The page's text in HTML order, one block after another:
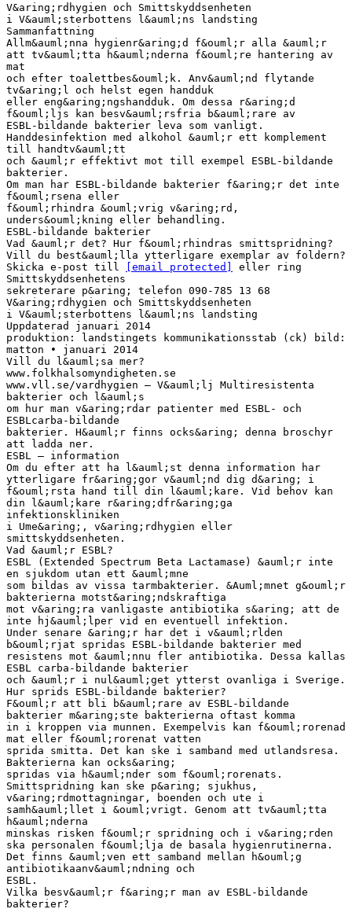
V&aring;rdhygien och Smittskyddsenheten
i V&auml;sterbottens l&auml;ns landsting
Sammanfattning
Allm&auml;nna hygienr&aring;d f&ouml;r alla &auml;r
att tv&auml;tta h&auml;nderna f&ouml;re hantering av
mat
och efter toalettbes&ouml;k. Anv&auml;nd flytande
tv&aring;l och helst egen handduk
eller eng&aring;ngshandduk. Om dessa r&aring;d
f&ouml;ljs kan besv&auml;rsfria b&auml;rare av
ESBL-bildande bakterier leva som vanligt.
Handdesinfektion med alkohol &auml;r ett komplement
till handtv&auml;tt
och &auml;r effektivt mot till exempel ESBL-bildande
bakterier.
Om man har ESBL-bildande bakterier f&aring;r det inte
f&ouml;rsena eller
f&ouml;rhindra &ouml;vrig v&aring;rd,
unders&ouml;kning eller behandling.
ESBL-bildande bakterier
Vad &auml;r det? Hur f&ouml;rhindras smittspridning?
Vill du best&auml;lla ytterligare exemplar av foldern?
Skicka e-post till
[email protected]
eller ring
Smittskyddsenhetens
sekreterare p&aring; telefon 090-785 13 68
V&aring;rdhygien och Smittskyddsenheten
i V&auml;sterbottens l&auml;ns landsting
Uppdaterad januari 2014
produktion: landstingets kommunikationsstab (ck) bild:
matton • januari 2014
Vill du l&auml;sa mer?
www.folkhalsomyndigheten.se
www.vll.se/vardhygien – V&auml;lj Multiresistenta
bakterier och l&auml;s
om hur man v&aring;rdar patienter med ESBL- och
ESBLcarba-bildande
bakterier. H&auml;r finns ocks&aring; denna broschyr
att ladda ner.
ESBL – information
Om du efter att ha l&auml;st denna information har
ytterligare fr&aring;gor v&auml;nd dig d&aring; i
f&ouml;rsta hand till din l&auml;kare. Vid behov kan
din l&auml;kare r&aring;dfr&aring;ga
infektionskliniken
i Ume&aring;, v&aring;rdhygien eller
smittskyddsenheten.
Vad &auml;r ESBL?
ESBL (Extended Spectrum Beta Lactamase) &auml;r inte
en sjukdom utan ett &auml;mne
som bildas av vissa tarmbakterier. &Auml;mnet g&ouml;r
bakterierna motst&aring;ndskraftiga
mot v&aring;ra vanligaste antibiotika s&aring; att de
inte hj&auml;lper vid en eventuell infektion.
Under senare &aring;r har det i v&auml;rlden
b&ouml;rjat spridas ESBL-bildande bakterier med
resistens mot &auml;nnu fler antibiotika. Dessa kallas
ESBL carba-bildande bakterier
och &auml;r i nul&auml;get ytterst ovanliga i Sverige.
Hur sprids ESBL-bildande bakterier?
F&ouml;r att bli b&auml;rare av ESBL-bildande
bakterier m&aring;ste bakterierna oftast komma
in i kroppen via munnen. Exempelvis kan f&ouml;rorenad
mat eller f&ouml;rorenat vatten
sprida smitta. Det kan ske i samband med utlandsresa.
Bakterierna kan ocks&aring;
spridas via h&auml;nder som f&ouml;rorenats.
Smittspridning kan ske p&aring; sjukhus,
v&aring;rdmottagningar, boenden och ute i
samh&auml;llet i &ouml;vrigt. Genom att tv&auml;tta
h&auml;nderna
minskas risken f&ouml;r spridning och i v&aring;rden
ska personalen f&ouml;lja de basala hygienrutinerna.
Det finns &auml;ven ett samband mellan h&ouml;g
antibiotikaanv&auml;ndning och
ESBL.
Vilka besv&auml;r f&aring;r man av ESBL-bildande
bakterier?